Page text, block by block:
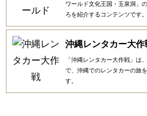
ワールド文化王国・玉泉洞」
ろを紹介するコンテンツです。
沖縄レンタカー大作
「沖縄レンタカー大作戦」は
で、沖縄でのレンタカーの旅
す。